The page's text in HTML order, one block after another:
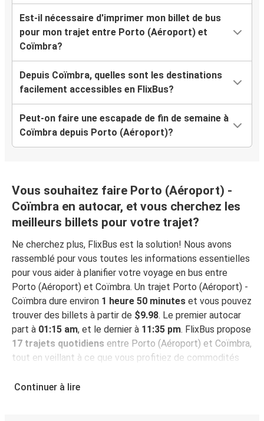
Est-il nécessaire d'imprimer mon billet de bus
pour mon trajet entre Porto (Aéroport) et
Coïmbra?
Depuis Coïmbra, quelles sont les destinations
facilement accessibles en FlixBus?
Peut-on faire une escapade de fin de semaine à
Coïmbra depuis Porto (Aéroport)?
Vous souhaitez faire Porto (Aéroport) -
Coïmbra en autocar, et vous cherchez les
meilleurs billets pour votre trajet?
Ne cherchez plus, FlixBus est la solution! Nous avons
rassemblé pour vous toutes les informations essentielles
pour vous aider à planifier votre voyage en bus entre
Porto (Aéroport) et Coïmbra. Un trajet Porto (Aéroport) -
Coïmbra dure environ 1 heure 50 minutes et vous pouvez
trouver des billets à partir de $9.98. Le premier autocar
part à 01:15 am, et le dernier à 11:35 pm. FlixBus propose
17 trajets quotidiens entre Porto (Aéroport) et Coïmbra,
tout en veillant à ce que vous profitiez de commodités
disposition et la garantie d'une place assise durant votre
Continuer à lire